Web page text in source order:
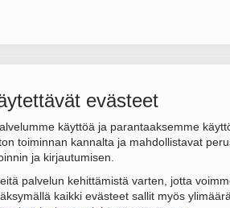
evästeet
käyttöä ja parantaaksemme
toiminnan kannalta ja mahdollistavat
ja kirjautumisen.
palvelun kehittämistä varten, jotta
kaikki evästeet sallit myös
päätoimiala on Tieliikenteen